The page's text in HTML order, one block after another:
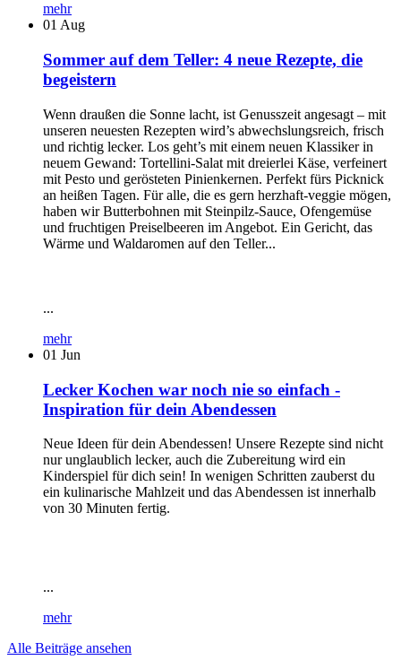
mehr
01 Aug
Sommer auf dem Teller: 4 neue Rezepte, die
begeistern
Wenn draußen die Sonne lacht, ist Genusszeit angesagt – mit
unseren neuesten Rezepten wird’s abwechslungsreich, frisch
und richtig lecker. Los geht’s mit einem neuen Klassiker in
neuem Gewand: Tortellini-Salat mit dreierlei Käse, verfeinert
mit Pesto und gerösteten Pinienkernen. Perfekt fürs Picknick
an heißen Tagen. Für alle, die es gern herzhaft-veggie mögen,
haben wir Butterbohnen mit Steinpilz-Sauce, Ofengemüse
und fruchtigen Preiselbeeren im Angebot. Ein Gericht, das
Wärme und Waldaromen auf den Teller...
...
mehr
01 Jun
Lecker Kochen war noch nie so einfach -
Inspiration für dein Abendessen
Neue Ideen für dein Abendessen! Unsere Rezepte sind nicht
nur unglaublich lecker, auch die Zubereitung wird ein
Kinderspiel für dich sein! In wenigen Schritten zauberst du
ein kulinarische Mahlzeit und das Abendessen ist innerhalb
von 30 Minuten fertig.
...
mehr
Alle Beiträge ansehen